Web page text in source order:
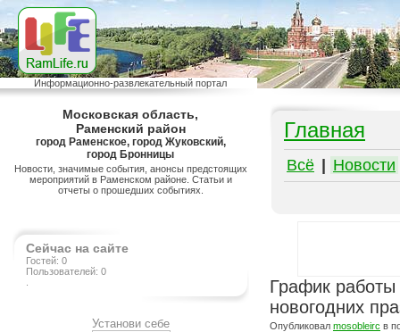
Информационно-развлекательный портал
Московская область,
Раменский район
город Раменское, город Жуковский,
город Бронницы
Новости, значимые события, анонсы предстоящих
мероприятий в Раменском районе. Статьи и
отчеты о прошедших событиях.
Сейчас на сайте
Гостей: 0
Пользователей: 0
Установи себе
Главная
Всё Новости
График
новогодних
Опубликовал mosobleirc в